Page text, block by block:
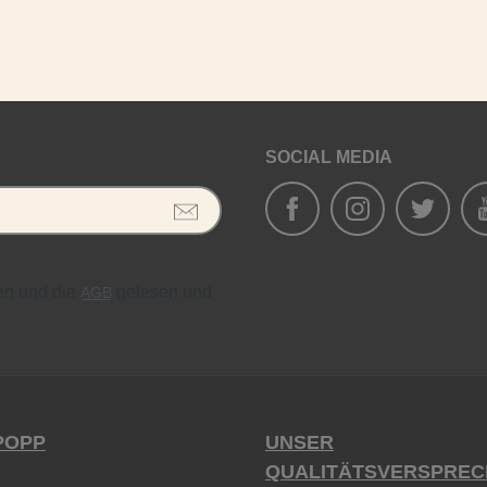
AGB
SOCIAL MEDIA
UNSER